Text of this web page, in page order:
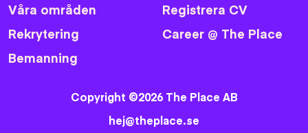
Våra områden
Rekrytering
Bemanning
Registrera CV
Career @ The Place
Copyright ©2026 The Place AB
hej@theplace.se